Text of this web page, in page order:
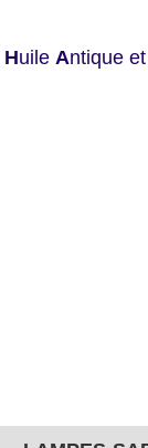
Huile Antique